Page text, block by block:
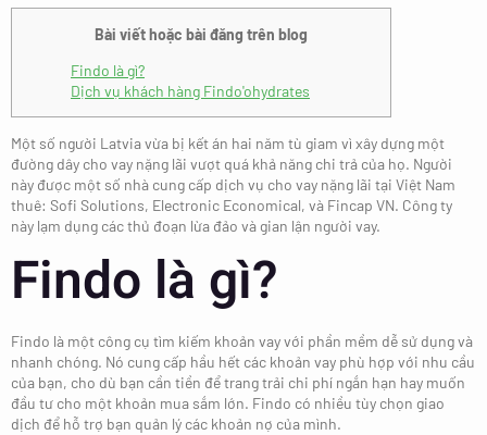
Bài viết hoặc bài đăng trên blog
Findo là gì?
Dịch vụ khách hàng Findo'ohydrates
Một số người Latvia vừa bị kết án hai năm tù giam vì xây dựng một
đường dây cho vay nặng lãi vượt quá khả năng chi trả của họ. Người
này được một số nhà cung cấp dịch vụ cho vay nặng lãi tại Việt Nam
thuê: Sofi Solutions, Electronic Economical, và Fincap VN. Công ty
này lạm dụng các thủ đoạn lừa đảo và gian lận người vay.
Findo là gì?
Findo là một công cụ tìm kiếm khoản vay với phần mềm dễ sử dụng và
nhanh chóng. Nó cung cấp hầu hết các khoản vay phù hợp với nhu cầu
của bạn, cho dù bạn cần tiền để trang trải chi phí ngắn hạn hay muốn
đầu tư cho một khoản mua sắm lớn. Findo có nhiều tùy chọn giao
dịch để hỗ trợ bạn quản lý các khoản nợ của mình.